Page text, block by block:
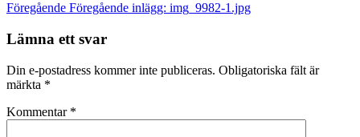
Föregående Föregående inlägg: img_9982-1.jpg
Lämna ett svar
Din e-postadress kommer inte publiceras. Obligatoriska fält är
märkta *
Kommentar *